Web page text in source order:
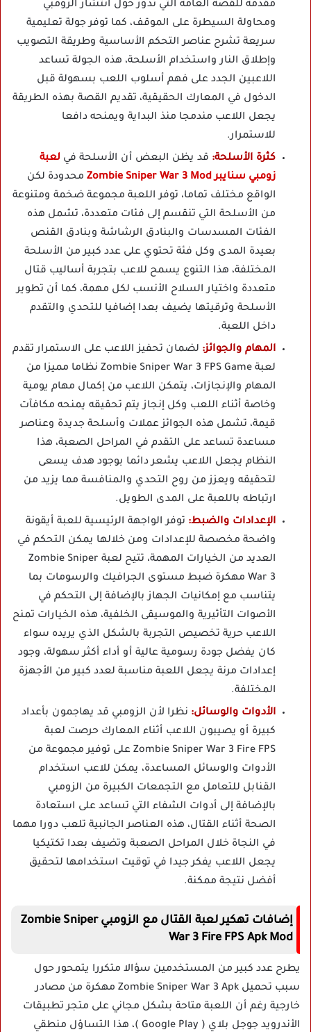
مقدمة للقصة العامة التي تدور حول انتشار الزومبي
ومحاولة السيطرة على الموقف، كما توفر جولة تعليمية
سريعة تشرح عناصر التحكم الأساسية وطريقة التصويب
وإطلاق النار واستخدام الأسلحة، هذه الجولة تساعد
اللاعبين الجدد على فهم أسلوب اللعب بسهولة قبل
الدخول في المعارك الحقيقية، تقديم القصة بهذه الطريقة
يجعل اللاعب مندمجا منذ البداية ويمنحه دافعا
للاستمرار.
كثرة الأسلحة: قد يظن البعض أن الأسلحة في لعبة
زومبي سنايبر Zombie Sniper War 3 Mod
محدودة لكن
الواقع مختلف تماما، توفر اللعبة مجموعة ضخمة ومتنوعة
من الأسلحة التي تنقسم إلى فئات متعددة، تشمل هذه
الفئات المسدسات والبنادق الرشاشة وبنادق القنص
بعيدة المدى وكل فئة تحتوي على عدد كبير من الأسلحة
المختلفة، هذا التنوع يسمح للاعب بتجربة أساليب قتال
متعددة واختيار السلاح الأنسب لكل مهمة، كما أن تطوير
الأسلحة وترقيتها يضيف بعدا إضافيا للتحدي والتقدم
داخل اللعبة.
المهام والجوائز: لضمان تحفيز اللاعب على الاستمرار تقدم
لعبة Zombie Sniper War 3 FPS Game نظاما مميزا من
المهام والإنجازات، يتمكن اللاعب من إكمال مهام يومية
وخاصة أثناء اللعب وكل إنجاز يتم تحقيقه يمنحه مكافآت
قيمة، تشمل هذه الجوائز عملات وأسلحة جديدة وعناصر
مساعدة تساعد على التقدم في المراحل الصعبة، هذا
النظام يجعل اللاعب يشعر دائما بوجود هدف يسعى
لتحقيقه ويعزز من روح التحدي والمنافسة مما يزيد من
ارتباطه باللعبة على المدى الطويل.
الإعدادات والضبط: توفر الواجهة الرئيسية للعبة أيقونة
واضحة مخصصة للإعدادات ومن خلالها يمكن التحكم في
العديد من الخيارات المهمة، تتيح لعبة Zombie Sniper
War 3 مهكرة ضبط مستوى الجرافيك والرسومات بما
يتناسب مع إمكانيات الجهاز بالإضافة إلى التحكم في
الأصوات التأثيرية والموسيقى الخلفية، هذه الخيارات تمنح
اللاعب حرية تخصيص التجربة بالشكل الذي يريده سواء
كان يفضل جودة رسومية عالية أو أداء أكثر سهولة، وجود
إعدادات مرنة يجعل اللعبة مناسبة لعدد كبير من الأجهزة
المختلفة.
الأدوات والوسائل: نظرا لأن الزومبي قد يهاجمون بأعداد
كبيرة أو يصيبون اللاعب أثناء المعارك حرصت لعبة
Zombie Sniper War 3 Fire FPS على توفير مجموعة من
الأدوات والوسائل المساعدة، يمكن للاعب استخدام
القنابل للتعامل مع التجمعات الكبيرة من الزومبي
بالإضافة إلى أدوات الشفاء التي تساعد على استعادة
الصحة أثناء القتال، هذه العناصر الجانبية تلعب دورا مهما
في النجاة خلال المراحل الصعبة وتضيف بعدا تكتيكيا
يجعل اللاعب يفكر جيدا في توقيت استخدامها لتحقيق
أفضل نتيجة ممكنة.
إضافات تهكير لعبة القتال مع الزومبي Zombie Sniper
War 3 Fire FPS Apk Mod
يطرح عدد كبير من المستخدمين سؤالا متكررا يتمحور حول
سبب تحميل Zombie Sniper War 3 Apk مهكرة من مصادر
خارجية رغم أن اللعبة متاحة بشكل مجاني على متجر تطبيقات
الأندرويد جوجل بلاي ( Google Play )، هذا التساؤل منطقي